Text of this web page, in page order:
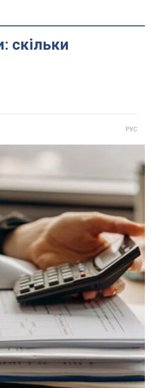
скільки
РУС